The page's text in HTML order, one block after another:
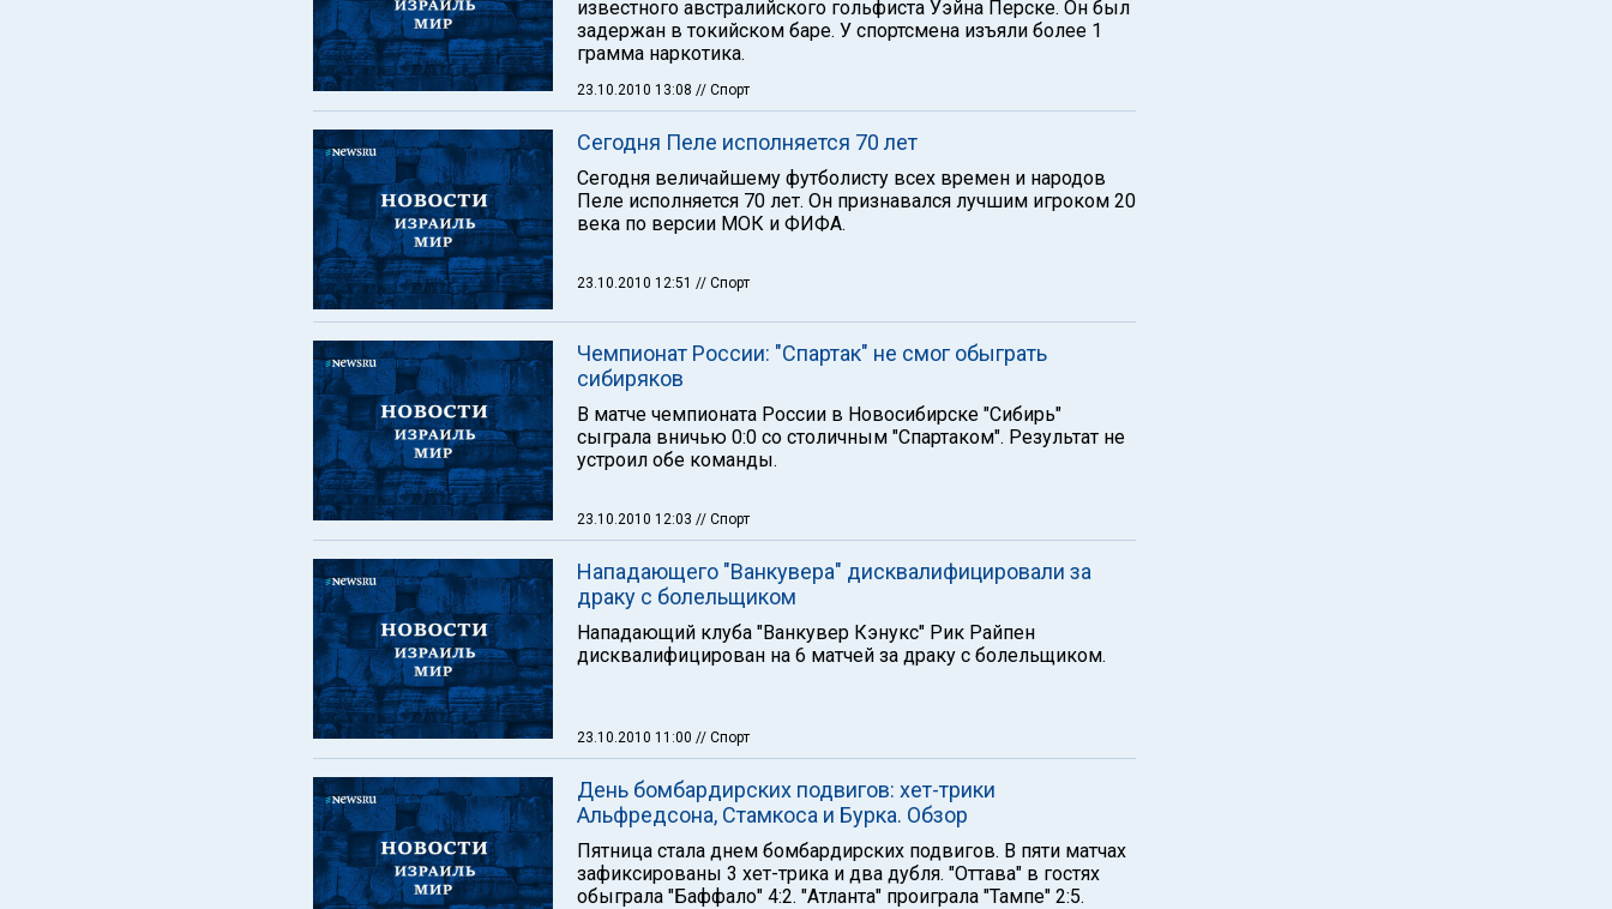
известного австралийского гольфиста Уэйна Перске. Он был
задержан в токийском баре. У спортсмена изъяли более 1
грамма наркотика.
23.10.2010 13:08 // Спорт
Сегодня Пеле исполняется 70 лет
Сегодня величайшему футболисту всех времен и народов
Пеле исполняется 70 лет. Он признавался лучшим игроком 20
века по версии МОК и ФИФА.
23.10.2010 12:51 // Спорт
Чемпионат России: "Спартак" не смог обыграть
сибиряков
В матче чемпионата России в Новосибирске "Сибирь"
сыграла вничью 0:0 со столичным "Спартаком". Результат не
устроил обе команды.
23.10.2010 12:03 // Спорт
Нападающего "Ванкувера" дисквалифицировали за
драку с болельщиком
Нападающий клуба "Ванкувер Кэнукс" Рик Райпен
дисквалифицирован на 6 матчей за драку с болельщиком.
23.10.2010 11:00 // Спорт
День бомбардирских подвигов: хет-трики
Альфредсона, Стамкоса и Бурка. Обзор
Пятница стала днем бомбардирских подвигов. В пяти матчах
зафиксированы 3 хет-трика и два дубля. "Оттава" в гостях
обыграла "Баффало" 4:2. "Атланта" проиграла "Тампе" 2:5.